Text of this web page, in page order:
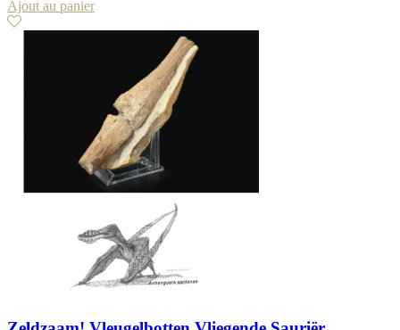
Ajout au panier